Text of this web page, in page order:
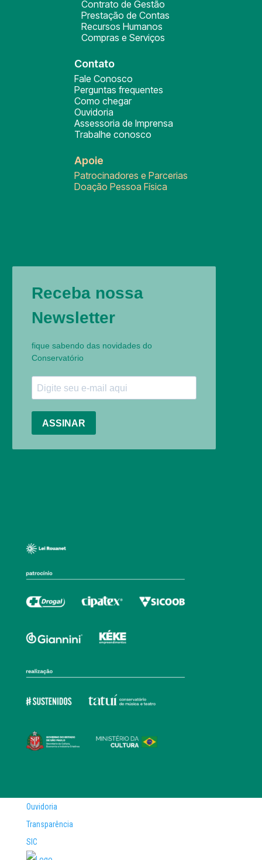
Contrato de Gestão
Prestação de Contas
Recursos Humanos
Compras e Serviços
Contato
Fale Conosco
Perguntas frequentes
Como chegar
Ouvidoria
Assessoria de Imprensa
Trabalhe conosco
Apoie
Patrocinadores e Parcerias
Doação Pessoa Física
Ouvidoria
Transparência
SIC